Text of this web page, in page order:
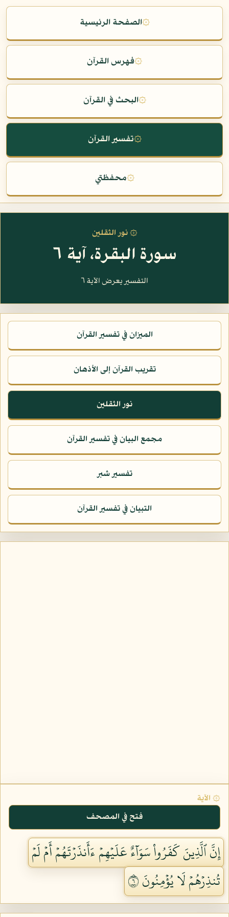
۞الصفحة الرئيسية
۞فهرس القرآن
۞البحث في القرآن
۞تفسير القرآن
۞محفظتي
۞ نور الثقلين
سورة البقرة، آية ٦
التفسير يعرض الآية ٦
الميزان في تفسير القرآن
تقريب القرآن إلى الأذهان
نور الثقلين
مجمع البيان في تفسير القرآن
تفسير شبر
التبيان في تفسير القرآن
۞ الآية
فتح في المصحف
إِنَّ ٱلَّذِينَ كَفَرُواْ سَوَآءٌ عَلَيۡهِمۡ ءَأَنذَرۡتَهُمۡ أَمۡ لَمۡ
تُنذِرۡهُمۡ لَا يُؤۡمِنُونَ ٦